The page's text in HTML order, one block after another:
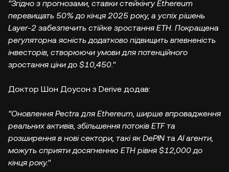
"Згідно з прогнозами, ставки стейкінгу Ethereum
перевищать 50% до кінця 2025 року, а успіх рішень
Layer-2 забезпечить стійке зростання ETH. Покращена
регуляторна ясність додатково підвищить впевненість
інвесторів, створюючи умови для потенційного
зростання ціни до $10,450."
Доктор Шон Доусон з Derive додав:
"Оновлення Pectra для Ethereum, ширше впровадження
реальних активів, збільшення потоків ETF та
розширення в нові сектори, такі як DePIN та AI агенти,
можуть сприяти досягненню ETH рівня $12,000 до
кінця року."